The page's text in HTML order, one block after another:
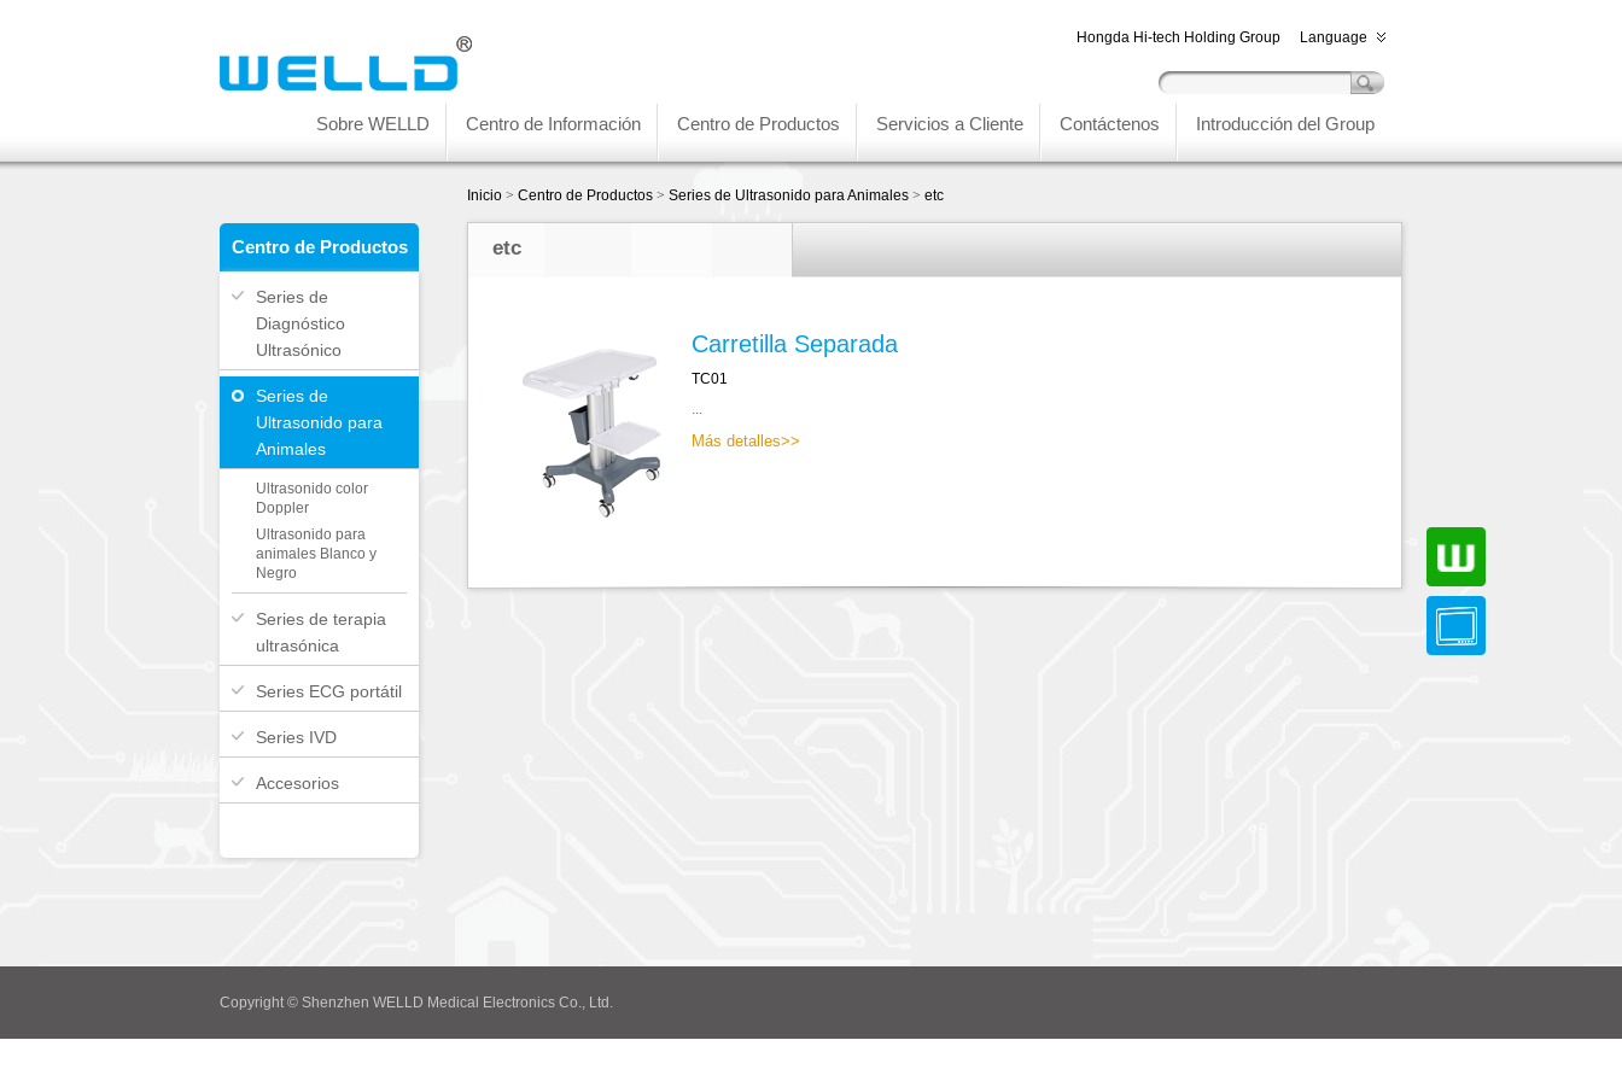
Sobre WELLD Centro de Información Centro de Productos Servicios a Cliente Contáctenos Introducción del Group
Hongda Hi-tech Holding Group Language
Centro de Productos
Series de
Diagnóstico
Ultrasónico
Series de
Ultrasonido para
Animales
Ultrasonido color
Doppler
Ultrasonido para
animales Blanco y
Negro
Series de terapia
ultrasónica
Series ECG portátil
Series IVD
Accesorios
Inicio > Centro de Productos > Series de Ultrasonido para Animales > etc
etc
Carretilla Separada
TC01
...
Más detalles>>
Copyright © Shenzhen WELLD Medical Electronics Co., Ltd.